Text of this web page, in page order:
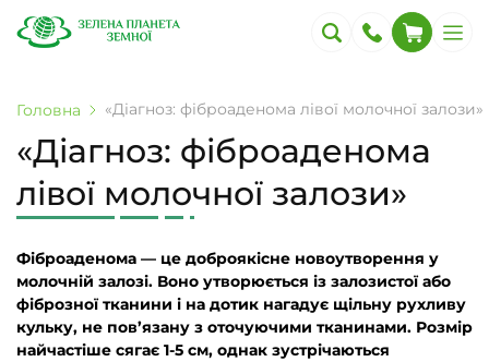
Головна «Діагноз: фіброаденома лівої молочної залози»
«Діагноз: фіброаденома
лівої молочної залози»
Фіброаденома — це доброякісне новоутворення у
молочній залозі. Воно утворюється із залозистої або
фіброзної тканини і на дотик нагадує щільну рухливу
кульку, не пов’язану з оточуючими тканинами. Розмір
найчастіше сягає 1-5 см, однак зустрічаються